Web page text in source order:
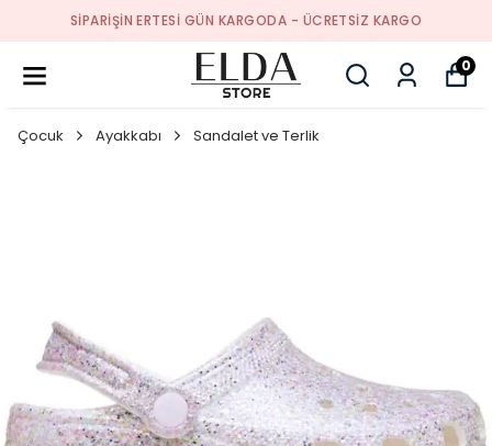
SIPARIŞIN ERTESI GÜN KARGODA - ÜCRETSIZ KARGO
0
Çocuk Ayakkabı Sandalet ve Terlik